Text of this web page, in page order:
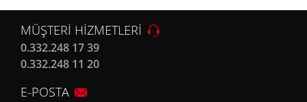
MÜŞTERİ HİZMETLERİ
0.332.248 17 39
0.332.248 11 20
E-POSTA